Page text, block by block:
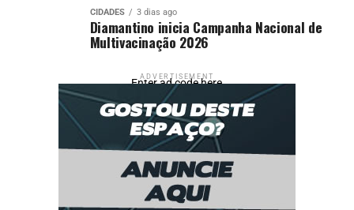
CIDADES 3 dias ago
Diamantino inicia Campanha Nacional de
Multivacinação 2026
ADVERTISEMENT
Enter ad code here